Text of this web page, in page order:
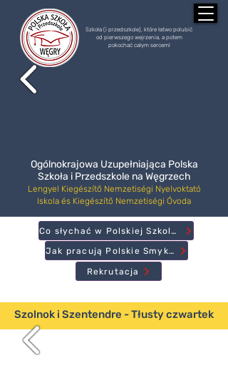
Szkoła (i przedszkole), które łatwo polubić
od pierwszego wejrzenia, a potem
pokochać całym sercem!
Ogólnokrajowa Uzupełniająca Polska
Szkoła i Przedszkole na Węgrzech
Lengyel Kiegészítő Nemzetiségi Nyelvoktató
Iskola és Kiegészítő Nemzetiségi Óvoda
Rekrutacja
Jak pracują Polskie Smyki?
Co słychać w Polskiej Szkole?
Szolnok i Szentendre - Tłusty czwartek